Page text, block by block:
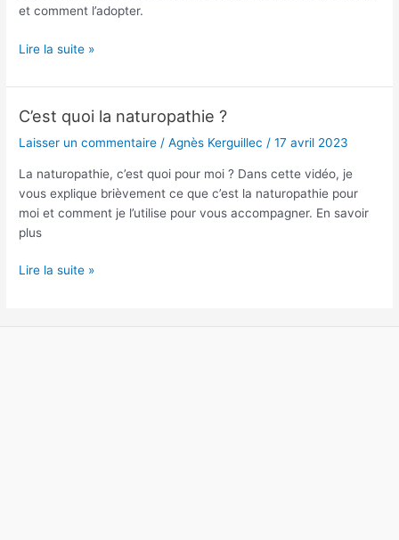
et comment l’adopter.
Lire la suite »
C’est quoi la naturopathie ?
Laisser un commentaire /Agnès Kerguillec /17 avril 2023
La naturopathie, c’est quoi pour moi ? Dans cette vidéo, je
vous explique brièvement ce que c’est la naturopathie pour
moi et comment je l’utilise pour vous accompagner. En savoir
plus
C’est
quoi
naturopathie
?
Lire la suite »